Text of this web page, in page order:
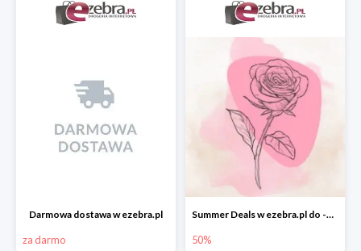
Darmowa dostawa w ezebra.pl
za darmo
Summer Deals w ezebra.pl do -50%
50%